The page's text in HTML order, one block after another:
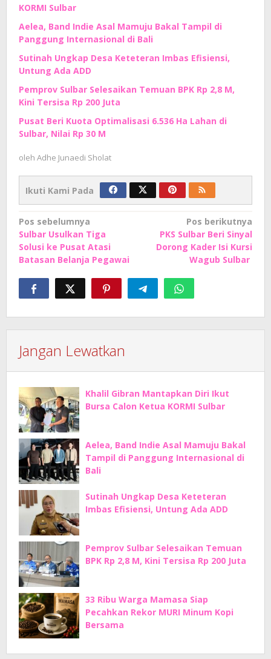
KORMI Sulbar
Aelea, Band Indie Asal Mamuju Bakal Tampil di
Panggung Internasional di Bali
Sutinah Ungkap Desa Keteteran Imbas Efisiensi,
Untung Ada ADD
Pemprov Sulbar Selesaikan Temuan BPK Rp 2,8 M,
Kini Tersisa Rp 200 Juta
Pusat Beri Kuota Optimalisasi 6.536 Ha Lahan di
Sulbar, Nilai Rp 30 M
oleh Adhe Junaedi Sholat
Ikuti Kami Pada
Navigasi
pos
Pos sebelumnya
Sulbar Usulkan Tiga
Solusi ke Pusat Atasi
Batasan Belanja Pegawai
Pos berikutnya
PKS Sulbar Beri Sinyal
Dorong Kader Isi Kursi
Wagub Sulbar
Jangan Lewatkan
Khalil Gibran Mantapkan Diri Ikut
Bursa Calon Ketua KORMI Sulbar
Aelea, Band Indie Asal Mamuju Bakal
Tampil di Panggung Internasional di
Bali
Sutinah Ungkap Desa Keteteran
Imbas Efisiensi, Untung Ada ADD
Pemprov Sulbar Selesaikan Temuan
BPK Rp 2,8 M, Kini Tersisa Rp 200 Juta
33 Ribu Warga Mamasa Siap
Pecahkan Rekor MURI Minum Kopi
Bersama